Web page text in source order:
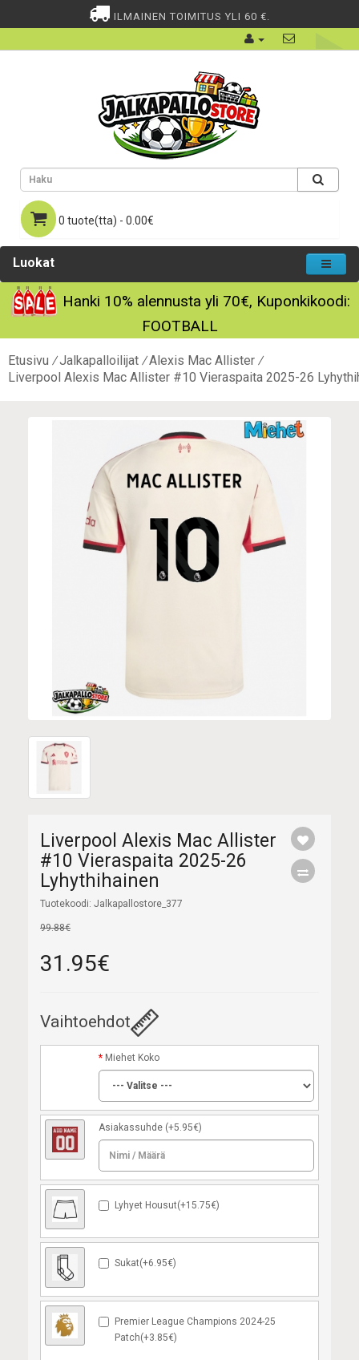
ILMAINEN TOIMITUS YLI 60 €.
0 tuote(tta) - 0.00€
Luokat
Hanki 10% alennusta yli 70€, Kuponkikoodi:
FOOTBALL
Etusivu Jalkapalloilijat
Alexis Mac Allister
Liverpool Alexis Mac Allister #10 Vieraspaita 2025-26
Liverpool Alexis Mac Allister
#10 Vieraspaita 2025-26
Lyhythihainen
Tuotekoodi: Jalkapallostore_377
99.88€
31.95€
Vaihtoehdot
Miehet Koko
Asiakassuhde (+5.95€)
Lyhyet Housut(+15.75€)
Sukat(+6.95€)
Premier League Champions 2024-25
Patch(+3.85€)